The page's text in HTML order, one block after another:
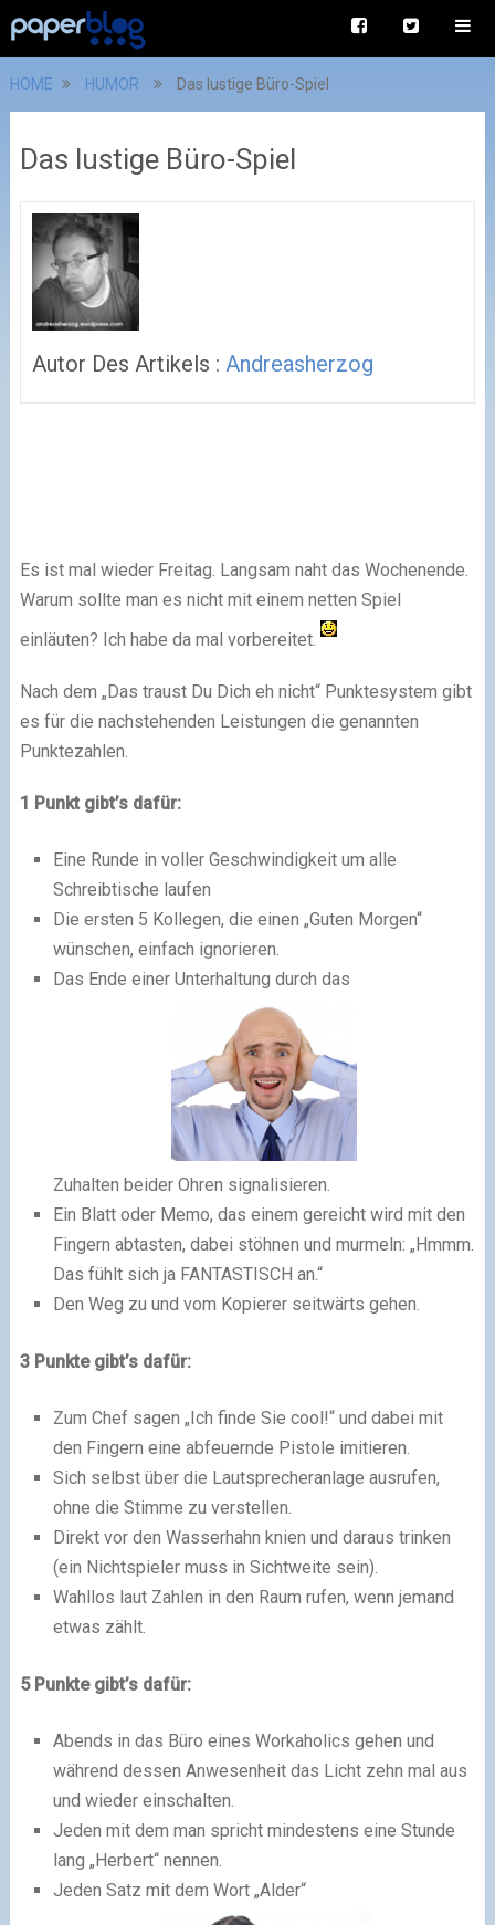
HOME HUMOR Das lustige Büro-Spiel
Das lustige Büro-Spiel
Autor Des Artikels : Andreasherzog
Es ist mal wieder Freitag. Langsam naht das Wochenende.
Warum sollte man es nicht mit einem netten Spiel
einläuten? Ich habe da mal vorbereitet.
Nach dem „Das traust Du Dich eh nicht“ Punktesystem gibt
es für die nachstehenden Leistungen die genannten
Punktezahlen.
1 Punkt gibt’s dafür:
Eine Runde in voller Geschwindigkeit um alle
Schreibtische laufen
Die ersten 5 Kollegen, die einen „Guten Morgen“
wünschen, einfach ignorieren.
Das Ende einer Unterhaltung durch das
Zuhalten beider Ohren signalisieren.
Ein Blatt oder Memo, das einem gereicht wird mit den
Fingern abtasten, dabei stöhnen und murmeln: „Hmmm.
Das fühlt sich ja FANTASTISCH an.“
Den Weg zu und vom Kopierer seitwärts gehen.
3 Punkte gibt’s dafür:
Zum Chef sagen „Ich finde Sie cool!“ und dabei mit
den Fingern eine abfeuernde Pistole imitieren.
Sich selbst über die Lautsprecheranlage ausrufen,
ohne die Stimme zu verstellen.
Direkt vor den Wasserhahn knien und daraus trinken
(ein Nichtspieler muss in Sichtweite sein).
Wahllos laut Zahlen in den Raum rufen, wenn jemand
etwas zählt.
5 Punkte gibt’s dafür:
Abends in das Büro eines Workaholics gehen und
während dessen Anwesenheit das Licht zehn mal aus
und wieder einschalten.
Jeden mit dem man spricht mindestens eine Stunde
lang „Herbert“ nennen.
Jeden Satz mit dem Wort „Alder“